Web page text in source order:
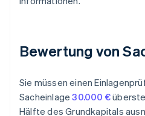
Bewertung von
Sie müssen einen
Sacheinlage30.000 €
Hälfte des Grundkapitals